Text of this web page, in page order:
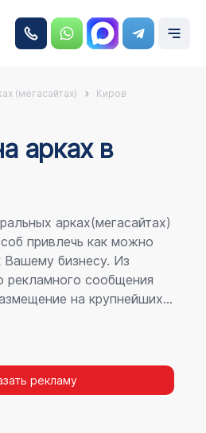
(мегасайтах) Киров
аркаx в
арках(мегасайтах)
привлечь как можно
бизнесу. Из
рекламного сообщения
на крупнейших
расположение в прямой
рекламу